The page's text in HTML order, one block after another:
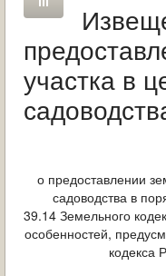
ОФИЦИАЛЬНЫЙ
МУНИЦИПАЛЬНЫЕ
ОБРАЩЕНИЯ ГРАЖДАН
ИНФОРМИРОВАНИЕ
ДЕЯТЕЛЬНОСТЬ
МУНИЦИПАЛЬНЫЙ
участка в
о предоставлении
садоводства в
39.14 Земельного
особенностей,
кодекса